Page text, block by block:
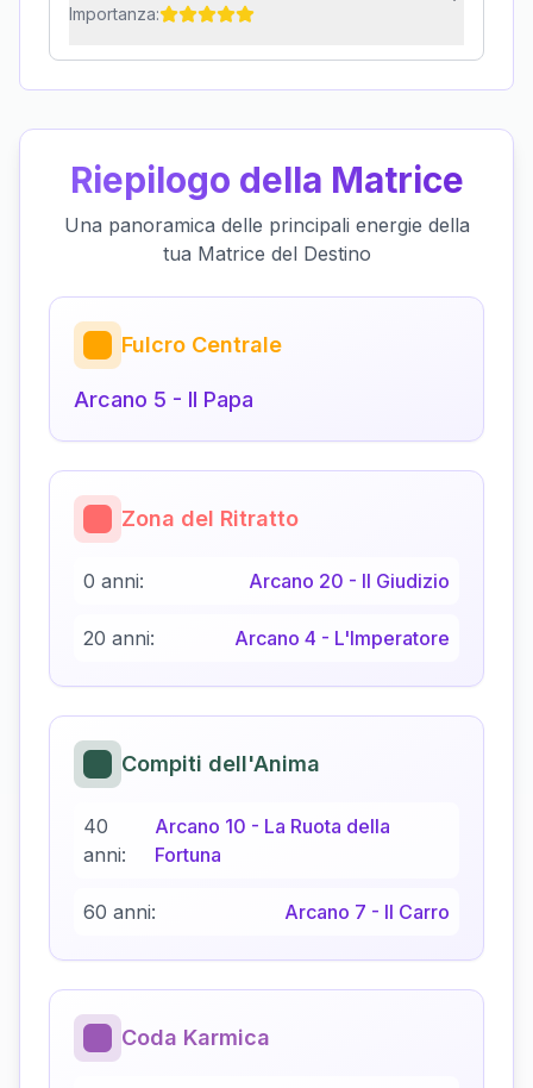
Importanza:
Riepilogo della Matrice
Una panoramica delle principali energie della
tua Matrice del Destino
Fulcro Centrale
Arcano 5 - Il Papa
Zona del Ritratto
0 anni: Arcano 20 - Il Giudizio
20 anni: Arcano 4 - L'Imperatore
Compiti dell'Anima
40
anni:
Arcano 10 - La Ruota della
Fortuna
60 anni: Arcano 7 - Il Carro
Coda Karmica